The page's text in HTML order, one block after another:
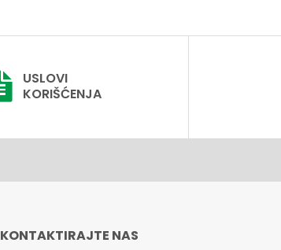
USLOVI
KORIŠĆENJA
KONTAKTIRAJTE NAS